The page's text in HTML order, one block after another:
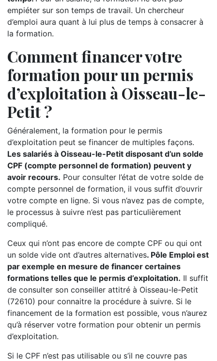
empiéter sur son temps de travail. Un chercheur
d’emploi aura quant à lui plus de temps à consacrer à
la formation.
Comment financer votre
formation pour un permis
d’exploitation à Oisseau-le-
Petit ?
Généralement, la formation pour le permis
d’exploitation peut se financer de multiples façons.
Les salariés à Oisseau-le-Petit disposant d’un solde
CPF (compte personnel de formation) peuvent y
avoir recours. Pour consulter l’état de votre solde de
compte personnel de formation, il vous suffit d’ouvrir
votre compte en ligne. Si vous n’avez pas de compte,
le processus à suivre n’est pas particulièrement
compliqué.
Ceux qui n’ont pas encore de compte CPF ou qui ont
un solde vide ont d’autres alternatives. Pôle Emploi est
par exemple en mesure de financer certaines
formations telles que le permis d’exploitation. Il suffit
de consulter son conseiller attitré à Oisseau-le-Petit
(72610) pour connaitre la procédure à suivre. Si le
financement de la formation est possible, vous n’aurez
qu’à réserver votre formation pour obtenir un permis
d’exploitation.
Si le CPF n’est pas utilisable ou s’il ne couvre pas